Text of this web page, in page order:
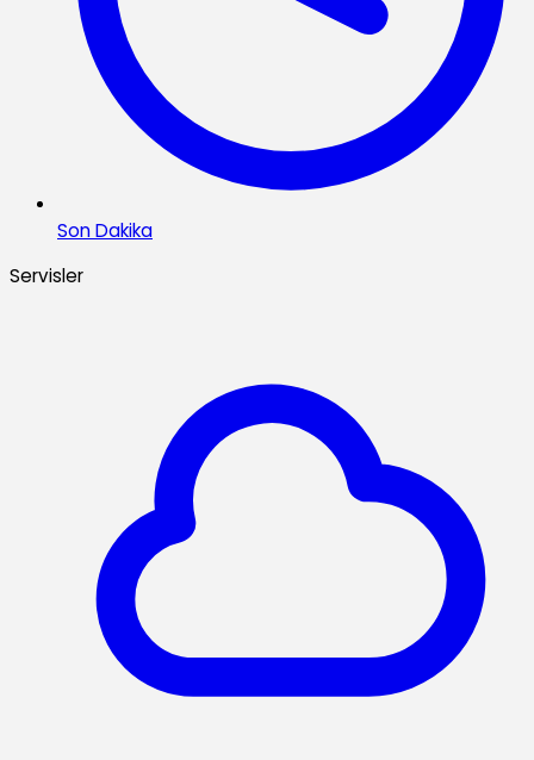
Son Dakika
Servisler